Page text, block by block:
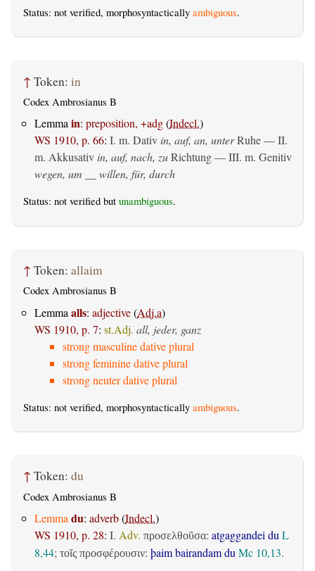
Status: not verified, morphosyntactically ambiguous.
↑ Token: in
Codex Ambrosianus B
Lemmain: preposition, +adg(Indecl.)
WS 1910, p. 66: I. m. Dativ in, auf, an, unterRuhe — II.
m. Akkusativ in, auf, nach, zuRichtung — III. m. Genitiv
wegen, um __ willen, für, durch
Status: not verified but unambiguous.
↑ Token: allaim
Codex Ambrosianus B
Lemma alls: adjective(Adj.a)
WS 1910, p. 7: st.Adj. all, jeder, ganz
strong masculine dative plural
strong feminine dative plural
strong neuter dative plural
Status: not verified, morphosyntactically ambiguous.
↑ Token: du
Codex Ambrosianus B
Lemma du: adverb(Indecl.)
WS 1910, p. 28: I. Adv. προσελθοῦσα: atgaggandei du L
8,44; τοῖς προσφέρουσιν: þaim bairandam du Mc 10,13.